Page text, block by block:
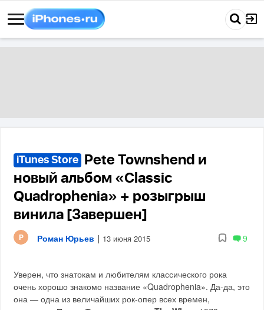
iTunes Store
Pete Townshend и
новый альбом «Classic
Quadrophenia» + розыгрыш
винила [Завершен]
Роман Юрьев | 13 июня 2015 9
Уверен, что знатокам и любителям классического рока
очень хорошо знакомо название «Quadrophenia». Да-да, это
она — одна из величайших рок-опер всех времен,